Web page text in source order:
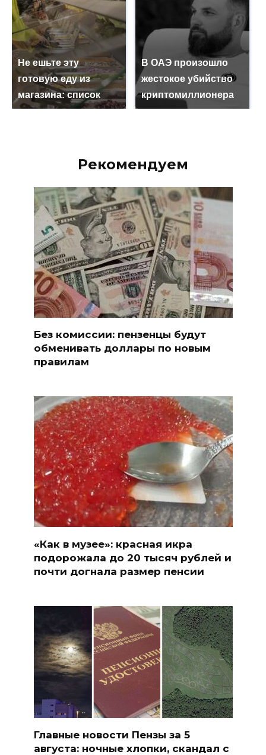
Не ешьте эту
готовую еду из
магазина: список
В ОАЭ произошло
жестокое убийство
криптомиллионера
Рекомендуем
Без комиссии: пензенцы будут
обменивать доллары по новым
правилам
«Как в музее»: красная икра
подорожала до 20 тысяч рублей и
почти догнала размер пенсии
Главные новости Пензы за 5
августа: ночные хлопки, скандал с